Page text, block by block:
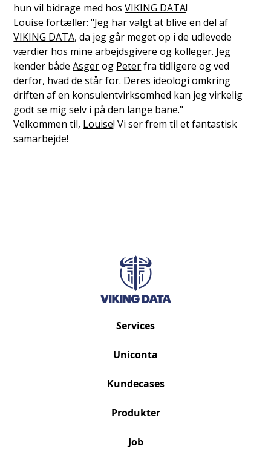
hun vil bidrage med hosVIKING DATA!
Louise fortæller: "Jeg har valgt at blive en del af
VIKING DATA, da jeg går meget op i de udlevede
værdier hos mine arbejdsgivere og kolleger. Jeg
kender bådeAsgerog Peterfra tidligere og ved
derfor, hvad de står for. Deres ideologi omkring
driften af en konsulentvirksomhed kan jeg virkelig
godt se mig selv i på den lange bane."
Velkommen til, Louise! Vi ser frem til et fantastisk
samarbejde!
Services
Uniconta
Kundecases
Produkter
Job